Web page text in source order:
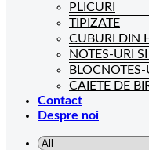
PLICURI
TIPIZATE
CUBURI DIN
NOTES-URI
BLOCNOTES-
CAIETE DE
Contact
Despre noi